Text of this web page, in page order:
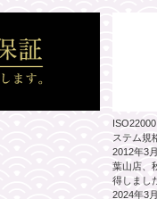
ステム規
2012年3
葉山店、
得しまし
2024年3